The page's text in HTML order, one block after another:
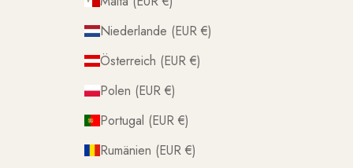
Niederlande (EUR €)
Österreich (EUR €)
Polen (EUR €)
Portugal (EUR €)
Rumänien (EUR €)